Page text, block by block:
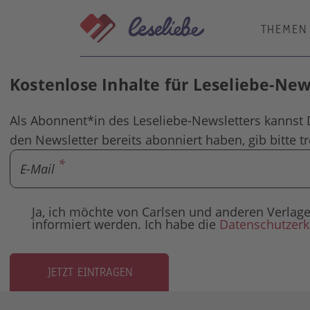
THEMEN
Kostenlose Inhalte für Leseliebe-
Als Abonnent*in des Leseliebe-Newsletters
den Newsletter bereits abonniert haben, gib bitte
E-Mail
Ja, ich möchte von Carlsen und anderen
informiert werden. Ich habe die
JETZT EINTRAGEN